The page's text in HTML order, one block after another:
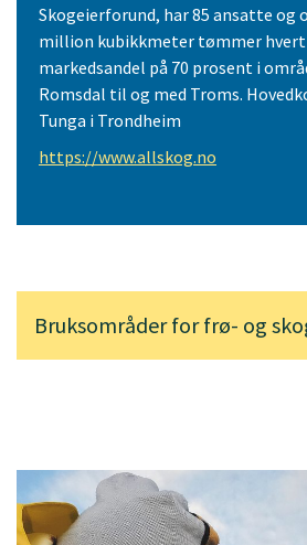
Skogeierforund, har 85 ansatte og
million kubikkmeter tømmer hvert
markedsandel på 70 prosent i
Romsdal til og med Troms.
Tunga i Trondheim
https://www.allskog.no
Bruksområder for frø- og